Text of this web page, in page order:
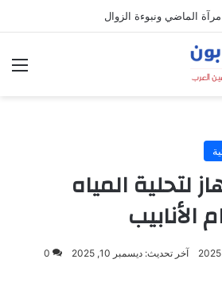
الماضي ونبوءة الزوال
لتحلية المياه
الأنابيب
آخر تحديث: ديسمبر 10, 2025 0